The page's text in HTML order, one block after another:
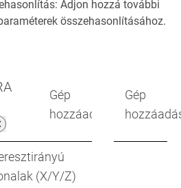
Adjon hozzá további
összehasonlításához.
Gép
hozzáadása
Gép
(X/Y/Z)